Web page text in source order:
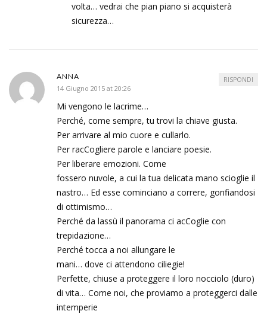
volta… vedrai che pian piano si acquisterà
sicurezza…
ANNA
14 Giugno 2015 at 20:26
Mi vengono le lacrime…
Perché, come sempre, tu trovi la chiave giusta.
Per arrivare al mio cuore e cullarlo.
Per racCogliere parole e lanciare poesie.
Per liberare emozioni. Come
fossero nuvole, a cui la tua delicata mano scioglie il
nastro… Ed esse cominciano a correre, gonfiandosi
di ottimismo…
Perché da lassù il panorama ci acCoglie con
trepidazione…
Perché tocca a noi allungare le
mani… dove ci attendono ciliegie!
Perfette, chiuse a proteggere il loro nocciolo (duro)
di vita… Come noi, che proviamo a proteggerci dalle
intemperie
RISPONDI